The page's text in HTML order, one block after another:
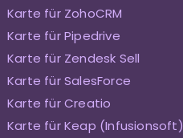
Karte für ZohoCRM
Karte für Pipedrive
Karte für Zendesk Sell
Karte für SalesForce
Karte für Creatio
Karte für Keap (Infusionsoft)